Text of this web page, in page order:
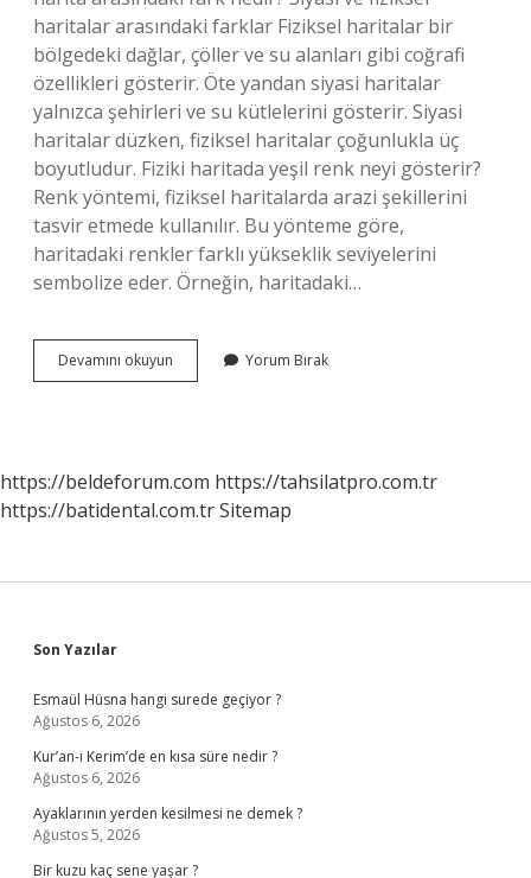
haritalar arasındaki farklar Fiziksel haritalar bir
bölgedeki dağlar, çöller ve su alanları gibi coğrafi
özellikleri gösterir. Öte yandan siyasi haritalar
yalnızca şehirleri ve su kütlelerini gösterir. Siyasi
haritalar düzken, fiziksel haritalar çoğunlukla üç
boyutludur. Fiziki haritada yeşil renk neyi gösterir?
Renk yöntemi, fiziksel haritalarda arazi şekillerini
tasvir etmede kullanılır. Bu yönteme göre,
haritadaki renkler farklı yükseklik seviyelerini
sembolize eder. Örneğin, haritadaki…
Devamını okuyun
Harita
Yorum Bırak
https://beldeforum.com https://tahsilatpro.com.tr
https://batidental.com.trSitemap
Sidebar
Son Yazılar
Esmaül Hüsna hangi surede geçiyor ?
Ağustos 6, 2026
Kur’an-ı Kerim’de en kısa süre nedir ?
Ağustos 6, 2026
Ayaklarının yerden kesilmesi ne demek ?
Ağustos 5, 2026
Bir kuzu kaç sene yaşar ?